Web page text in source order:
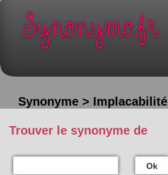
Synonyme > Implacabilité
Trouver le synonyme de
Ok